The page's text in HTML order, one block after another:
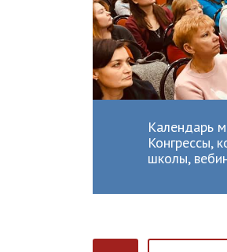
Календарь
Конгрессы,
школы,